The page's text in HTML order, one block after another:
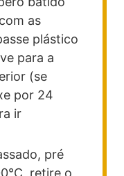
as
plástico
para a
(se
por 24
ir
pré
retire o